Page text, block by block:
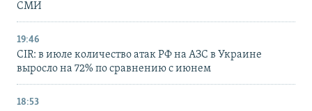
СМИ
19:46
CIR: в июле количество атак РФ на АЗС в Украине
выросло на 72% по сравнению с июнем
18:53